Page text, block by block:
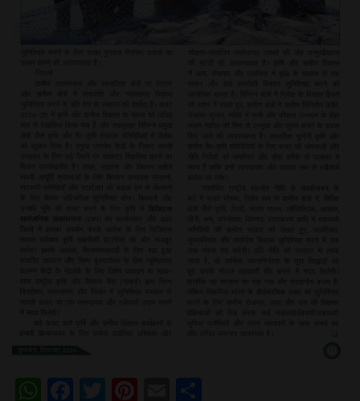
WhatsApp
Facebook
TwitterPinterest
Email